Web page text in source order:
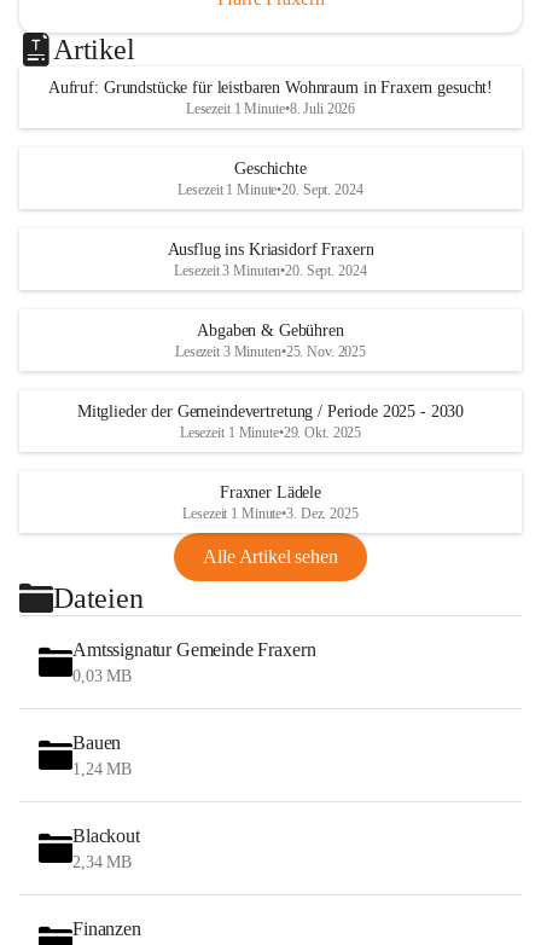
Artikel
Aufruf: Grundstücke für leistbaren Wohnraum in Fraxern gesucht!
Lesezeit 1 Minute•8. Juli 2026
Geschichte
Lesezeit 1 Minute•20. Sept. 2024
Ausflug ins Kriasidorf Fraxern
Lesezeit 3 Minuten•20. Sept. 2024
Abgaben & Gebühren
Lesezeit 3 Minuten•25. Nov. 2025
Mitglieder der Gemeindevertretung / Periode 2025 - 2030
Lesezeit 1 Minute•29. Okt. 2025
Fraxner Lädele
Lesezeit 1 Minute•3. Dez. 2025
Alle Artikel sehen
Dateien
Amtssignatur Gemeinde Fraxern
0,03 MB
Bauen
1,24 MB
Blackout
2,34 MB
Finanzen